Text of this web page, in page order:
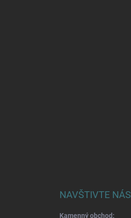
NAVŠTIVTE NÁS
Kamenný obchod: